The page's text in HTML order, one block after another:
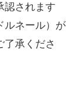
認されます
ルネール）が
了承くださ